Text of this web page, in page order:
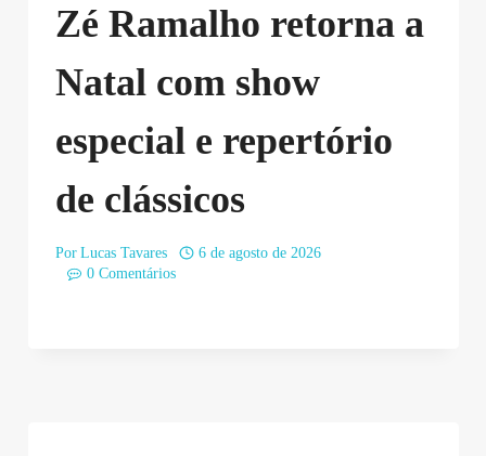
Zé Ramalho retorna a
Natal com show
especial e repertório
de clássicos
Por Lucas Tavares
6 de agosto de 2026
0 Comentários